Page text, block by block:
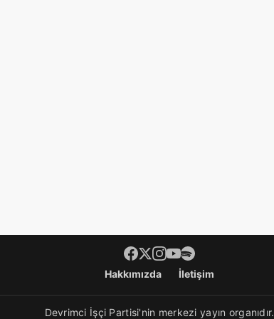
Hakkımızda İletişim
Devrimci İşçi Partisi'nin merkezi yayın organıdır.